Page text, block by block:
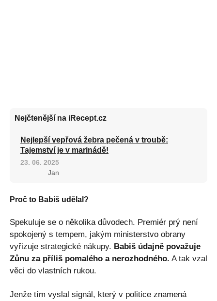
Nejčtenější na iRecept.cz
Nejlepší vepřová žebra pečená v troubě:
Tajemství je v marinádě!
23. 06. 2025
Jan
Proč to Babiš udělal?
Spekuluje se o několika důvodech. Premiér prý není
spokojený s tempem, jakým ministerstvo obrany
vyřizuje strategické nákupy. Babiš údajně považuje
Zůnu za příliš pomalého a nerozhodného. A tak vzal
věci do vlastních rukou.
Jenže tím vyslal signál, který v politice znamená